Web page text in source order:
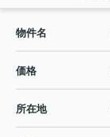
物件名
価格
所在地